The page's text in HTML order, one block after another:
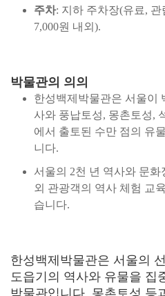
주차: 지하 주차장(유료,
7,000원 내외).
박물관의 의의
한성백제박물관은 서울이
사와 풍납토성, 몽촌토성,
에서 출토된 수만 점의 유
니다.
서울의 2천 년 역사와 문
외 관광객의 역사 체험 교
습니다.
한성백제박물관은 서울의
도읍기의 역사와 유물을 집